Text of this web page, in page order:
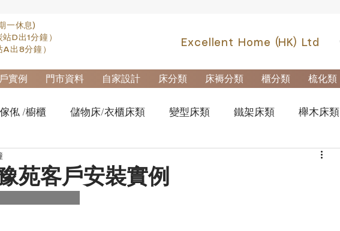
一休息)
D出1分鐘）
出8分鐘）
Excellent Home (HK) Ltd
實例 門市資料 自家設計 床分類 床褥分類 櫃分類 梳化類
俬 /櫥櫃 儲物床/衣櫃床類 變型床類 鐵架床類 櫸木床類
櫃-玄關櫃
櫃-鋼製文件櫃
苑客戶安裝實例